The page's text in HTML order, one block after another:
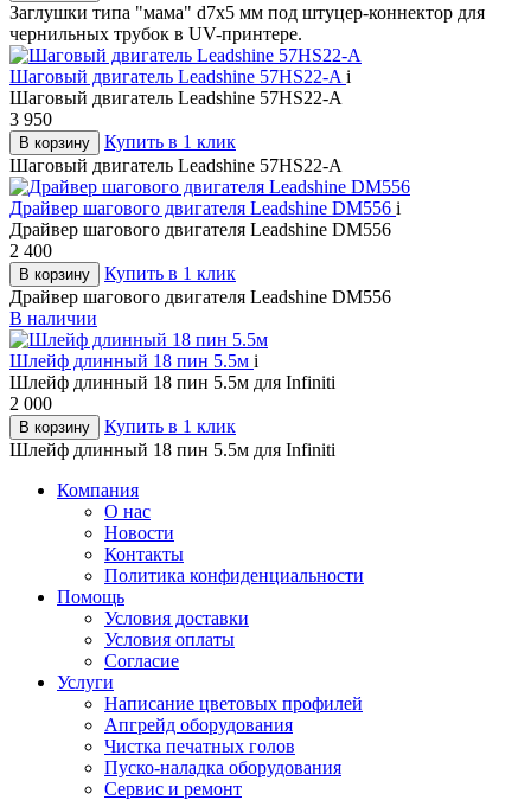
Заглушки типа "мама" d7х5 мм под штуцер-коннектор для
чернильных трубок в UV-принтере.
Шаговый двигатель Leadshine 57HS22-A i
Шаговый двигатель Leadshine 57HS22-A
3 950
В корзину
Купить в 1 клик
Шаговый двигатель Leadshine 57HS22-A
Драйвер шагового двигателя Leadshine DM556 i
Драйвер шагового двигателя Leadshine DM556
2 400
В корзину
Купить в 1 клик
Драйвер шагового двигателя Leadshine DM556
В наличии
Шлейф длинный 18 пин 5.5м i
Шлейф длинный 18 пин 5.5м для Infiniti
2 000
В корзину
Купить в 1 клик
Шлейф длинный 18 пин 5.5м для Infiniti
Компания
О нас
Новости
Контакты
Политика конфиденциальности
Помощь
Условия доставки
Условия оплаты
Согласие
Услуги
Написание цветовых профилей
Апгрейд оборудования
Чистка печатных голов
Пуско-наладка оборудования
Сервис и ремонт